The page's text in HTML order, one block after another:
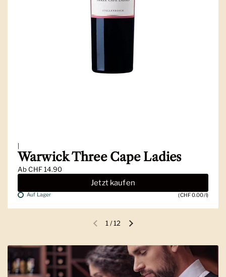
|
Warwick Three Cape Ladies
AbCHF 14.90
Jetzt kaufen
Auf Lager (CHF 0.00/l)
Vorherige FolieNächste Folie
1 /12